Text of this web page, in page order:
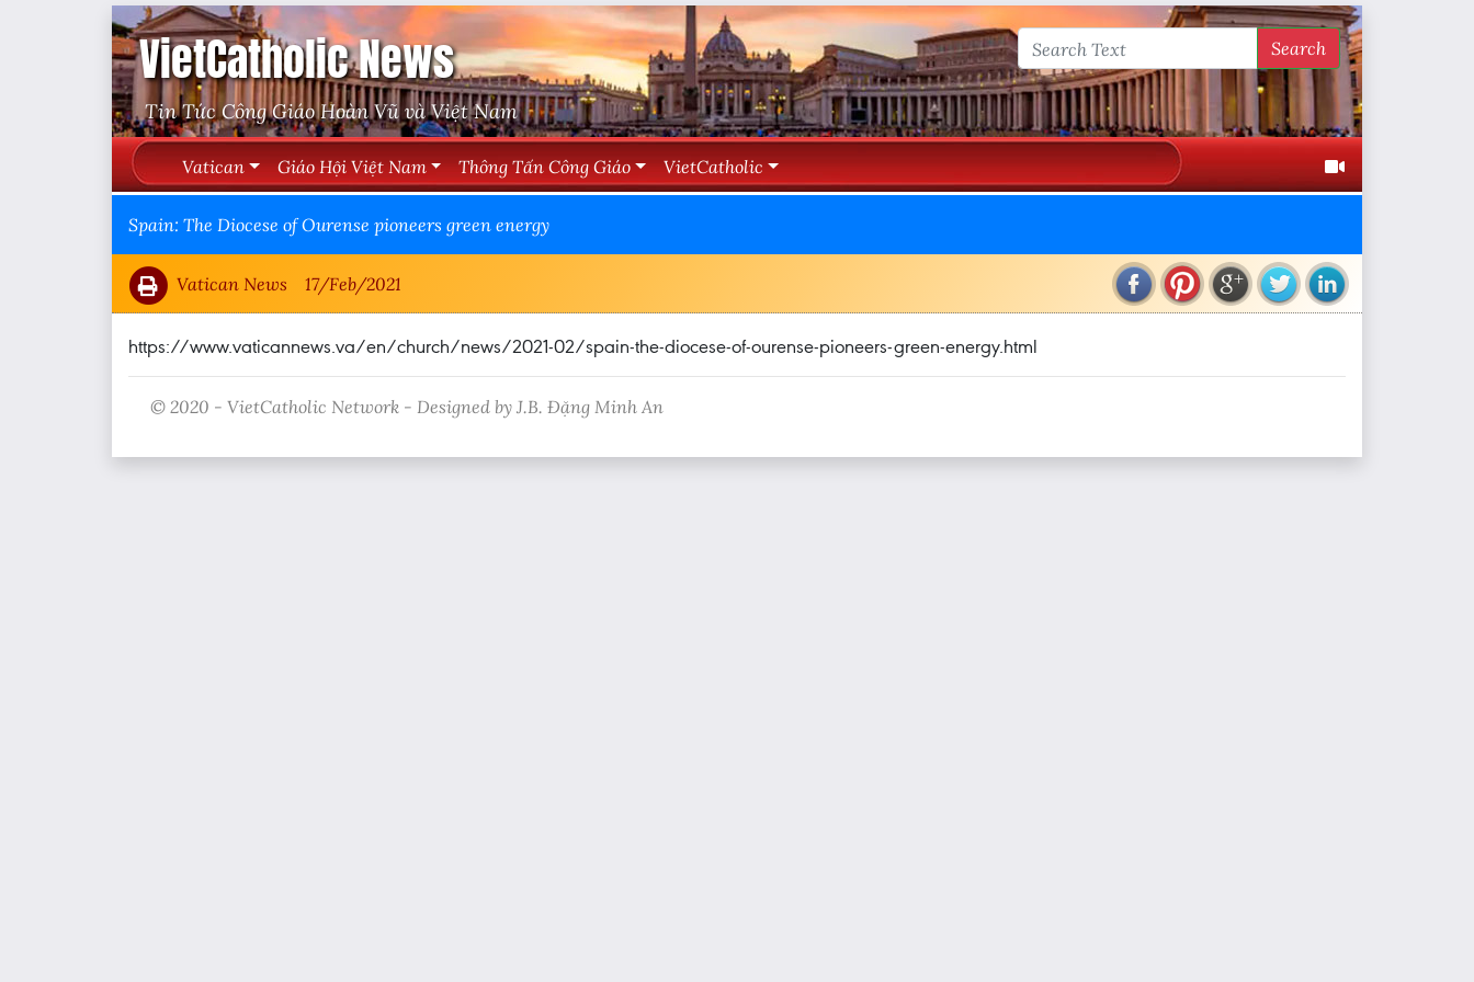
VietCatholic News
Tin Tức Công Giáo Hoàn Vũ và Việt Nam
Search
Vatican Giáo Hội Việt Nam Thông Tấn Công Giáo VietCatholic
Spain: The Diocese of Ourense pioneers green energy
Vatican News 17/Feb/2021
https://www.vaticannews.va/en/church/news/2021-02/spain-the-diocese-of-ourense-pioneers-green-energy.html
© 2020 - VietCatholic Network - Designed by J.B. Đặng Minh An